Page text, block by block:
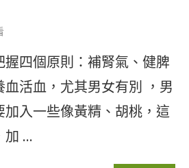
四個原則：補腎氣、健脾
活血，尤其男女有別 ，男
加入一些像黃精、胡桃，這
加 …